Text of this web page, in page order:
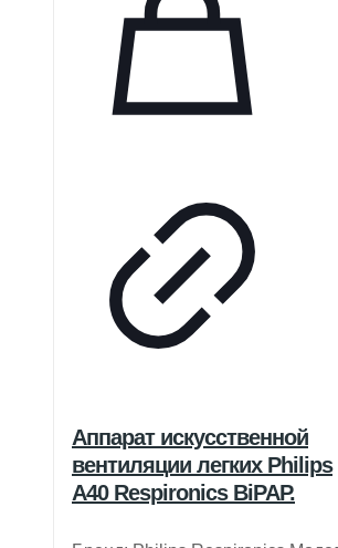
Аппарат искусственной
вентиляции легких Philips
A40 Respironics BiPAP.